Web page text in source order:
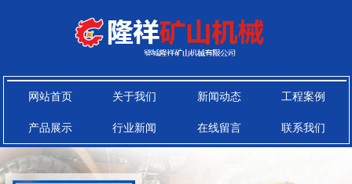
网站首页 关于我们 新闻动态 工程案例
产品展示 行业新闻 在线留言 联系我们